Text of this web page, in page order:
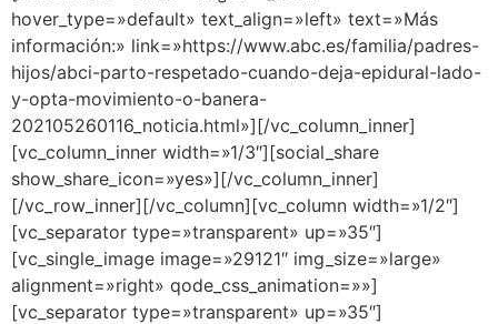
hover_type=»default» text_align=»left» text=»Más
información:» link=»https://www.abc.es/familia/padres-
hijos/abci-parto-respetado-cuando-deja-epidural-lado-
y-opta-movimiento-o-banera-
202105260116_noticia.html»][/vc_column_inner]
[vc_column_inner width=»1/3″][social_share
show_share_icon=»yes»][/vc_column_inner]
[/vc_row_inner][/vc_column][vc_column width=»1/2″]
[vc_separator type=»transparent» up=»35″]
[vc_single_image image=»29121″ img_size=»large»
alignment=»right» qode_css_animation=»»]
[vc_separator type=»transparent» up=»35″]